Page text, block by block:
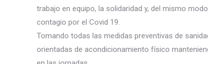
trabajo en equipo, la solidaridad y, del mismo
contagio por el Covid 19.
Tomando todas las medidas preventivas de
orientadas de acondicionamiento físico